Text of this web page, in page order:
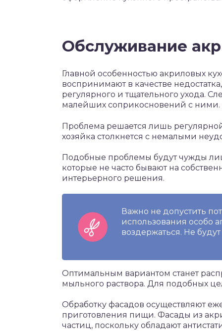
Обслуживание
Главной особенностью акриловых
воспринимают в качестве
регулярного и тщательного ухода.
малейших соприкосновений с ними.
Проблема решается лишь регулярной
хозяйка столкнется с немалыми
Подобные проблемы будут чужды
которые не часто бывают на
интерьерного решения.
Важно не допустить
использования особо
воздержаться. Не
Оптимальным вариантом станет
мыльного раствора. Для подобных
Обработку фасадов осуществляют
приготовления пищи. Фасады из
частиц, поскольку обладают